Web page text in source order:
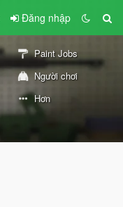
Đăng nhập
Paint Jobs
Người chơi
Hơn